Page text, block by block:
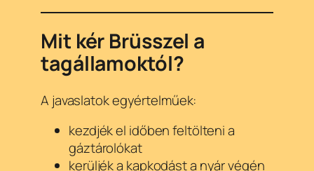
Mit kér Brüsszel a
tagállamoktól?
A javaslatok egyértelműek:
kezdjék el időben feltölteni a
gáztárolókat
kerüljék a kapkodást a nyár végén